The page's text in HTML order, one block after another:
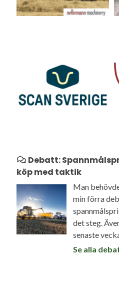
Debatt:
köp med taktik
Man
min förra
det steg.
senaste
Se alla